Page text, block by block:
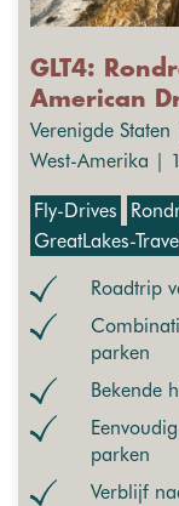
GLT4:
American
Verenigde
West-Amerika |
Fly-Drives
GreatLakes-Travel
Roadtrip
parken
Bekende
parken
Verblijf